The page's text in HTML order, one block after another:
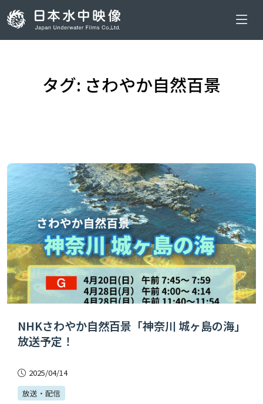
タグ: さわやか自然百景
NHKさわやか自然百景「神奈川 城ヶ島の海」
放送予定！
2025/04/14
放送・配信